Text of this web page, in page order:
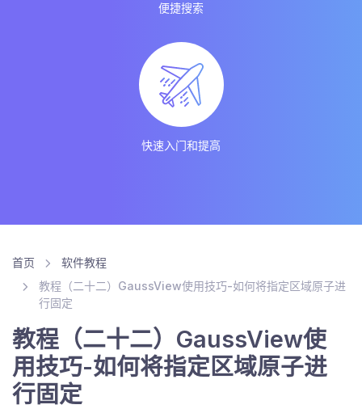
便捷搜索
快速入门和提高
首页
软件教程
教程（二十二）GaussView使用技巧-如何将指定区域原子进
行固定
教程（二十二）GaussView使
用技巧-如何将指定区域原子进
行固定